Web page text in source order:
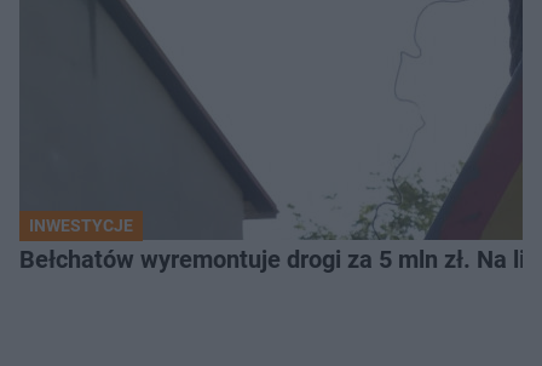
INWESTYCJE
Bełchatów wyremontuje drogi za 5 mln zł. Na